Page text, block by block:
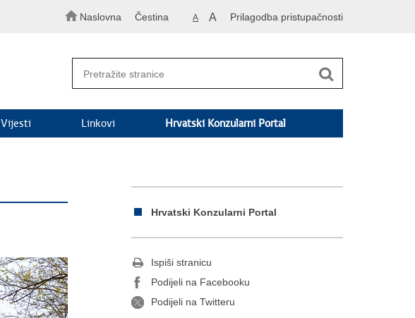
Naslovna Čestina A A Prilagodba pristupačnosti
Vijesti Linkovi Hrvatski Konzularni Portal
Hrvatski Konzularni Portal
Ispiši stranicu
Podijeli na Facebooku
Podijeli na Twitteru